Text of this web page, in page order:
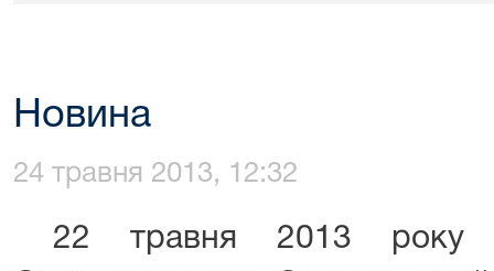
Новина
24 травня 2013, 12:32
22 травня 2013 року